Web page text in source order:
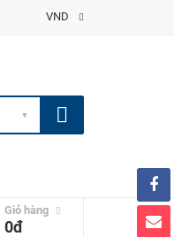
VND
Giỏ hàng
0đ